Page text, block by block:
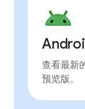
查看最新
预览版。